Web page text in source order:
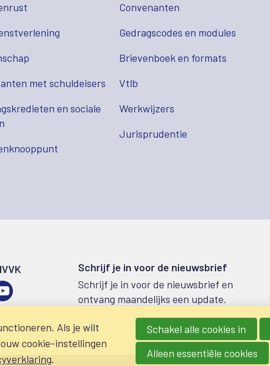
met schuldeisers
en sociale
Convenanten
Gedragscodes en modules
Brievenboek en formats
Vtlb
Werkwijzers
Jurisprudentie
Schrijf je in voor de nieuwsbrief
Schrijf je in voor de nieuwsbrief en
ontvang maandelijks een update.
Als je wilt
cookie-instellingen
.
Schakel alle cookies in
Alleen essentiële cookies